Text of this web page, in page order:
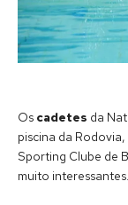
Os cadetes da
piscina da
Sporting Clube de
muito